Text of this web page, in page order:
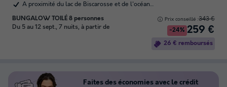
A proximité du lac de Biscarosse et de l'océan…
BUNGALOW TOILÉ 8 personnes
Du 5 au 12 sept., 7 nuits, à partir de
Prix conseillé :343 €
-24% 259 €
26 € remboursés
Faites des économies avec le crédit